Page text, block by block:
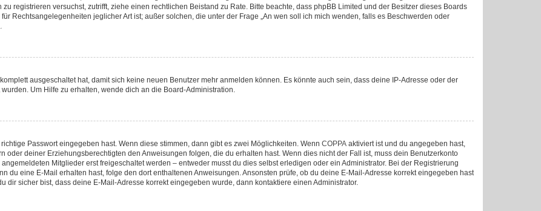
registrieren versuchst, zutrifft, ziehe einen rechtlichen Beistand zu Rate. Bitte beachte, dass phpBB Limited und der Besitzer dieses Boards
Rechtsangelegenheiten jeglicher Art ist; außer solchen, die unter der Frage „An wen soll ich mich wenden, falls es Beschwerden oder
ausgeschaltet hat, damit sich keine neuen Benutzer mehr anmelden können. Es könnte auch sein, dass deine IP-Adresse oder der
Um Hilfe zu erhalten, wende dich an die Board-Administration.
Passwort eingegeben hast. Wenn diese stimmen, dann gibt es zwei Möglichkeiten. Wenn COPPA aktiviert ist und du angegeben hast,
oder deiner Erziehungsberechtigten den Anweisungen folgen, die du erhalten hast. Wenn dies nicht der Fall ist, muss dein Benutzerkonto
Mitglieder erst freigeschaltet werden – entweder musst du dies selbst erledigen oder ein Administrator. Bei der Registrierung
du eine E-Mail erhalten hast, folge den dort enthaltenen Anweisungen. Ansonsten prüfe, ob du deine E-Mail-Adresse korrekt eingegeben hast
dir sicher bist, dass deine E-Mail-Adresse korrekt eingegeben wurde, dann kontaktiere einen Administrator.